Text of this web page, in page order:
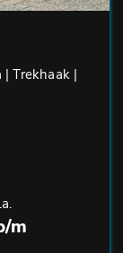
Trekhaak |
m